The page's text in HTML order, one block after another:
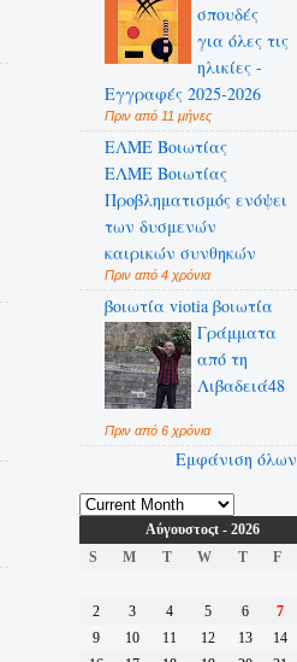
σπουδές
για όλες τις
ηλικίες -
Εγγραφές 2025-2026
Πριν από 11 μήνες
ΕΛΜΕ Βοιωτίας
ΕΛΜΕ Βοιωτίας
Προβληματισμός ενόψει
των δυσμενών
καιρικών συνθηκών
Πριν από 4 χρόνια
βοιωτία viotia βοιωτία
Γράμματα
από τη
Λιβαδειά48
Πριν από 6 χρόνια
Εμφάνιση όλων
Αύγουστοςt - 2026
S
M T W T F
2
3 4 5 6 7
9
10 11 12 13 14